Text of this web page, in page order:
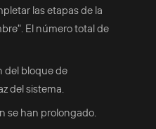
las etapas de la
El número total de
del bloque de
del sistema.
se han prolongado.